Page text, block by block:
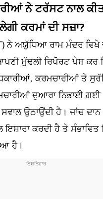
ਨੇ ਟਰੱਸਟ ਨਾਲ
ਕਰਮਾਂ ਦੀ ਸਜ਼ਾ?
ਨੇ ਅਯੁੱਧਿਆ ਰਾਮ ਮੰਦਰ ਵਿਖੇ
ਮੁੱਢਲੀ ਰਿਪੋਰਟ ਪੇਸ਼ ਕਰ
ਕਰਮਚਾਰੀਆਂ ਤੇ
ਦੁਆਰਾ ਨਿਭਾਈ ਗਈ
ਸਵਾਲ ਉਠਾਉਂਦੀ ਹੈ। ਜਾਂਚ
ਇਸ਼ਾਰਾ ਕਰਦੀ ਹੈ ਤੇ
ਹੈ।